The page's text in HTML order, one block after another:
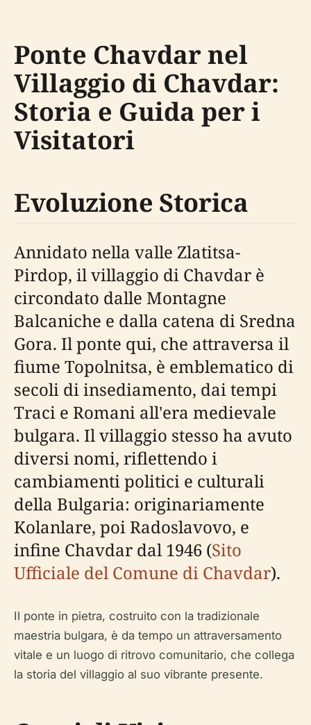
Ponte Chavdar nel
Villaggio di Chavdar:
Storia e Guida per i
Visitatori
Evoluzione Storica
Annidato nella valle Zlatitsa-
Pirdop, il villaggio di Chavdar è
circondato dalle Montagne
Balcaniche e dalla catena di Sredna
Gora. Il ponte qui, che attraversa il
fiume Topolnitsa, è emblematico di
secoli di insediamento, dai tempi
Traci e Romani all'era medievale
bulgara. Il villaggio stesso ha avuto
diversi nomi, riflettendo i
cambiamenti politici e culturali
della Bulgaria: originariamente
Kolanlare, poi Radoslavovo, e
infine Chavdar dal 1946 (Sito
Ufficiale del Comune di Chavdar).
Il ponte in pietra, costruito con la tradizionale
maestria bulgara, è da tempo un attraversamento
vitale e un luogo di ritrovo comunitario, che collega
la storia del villaggio al suo vibrante presente.